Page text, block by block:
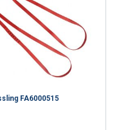
FA6000515